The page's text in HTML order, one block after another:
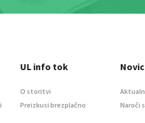
UL info tok
O storitvi
Preizkusi brezplačno
Naroči